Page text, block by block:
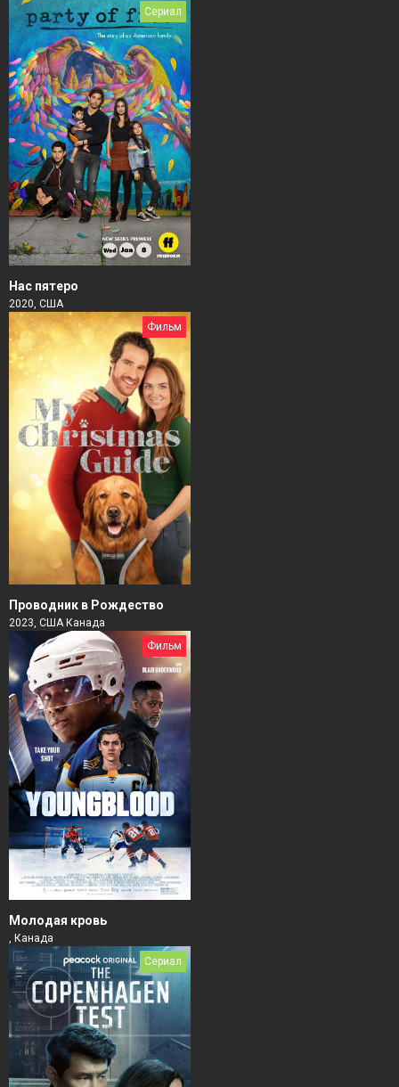
Сериал
Нас пятеро
2020, США
Фильм
Проводник в Рождество
2023, США Канада
Фильм
Молодая кровь
, Канада
Сериал